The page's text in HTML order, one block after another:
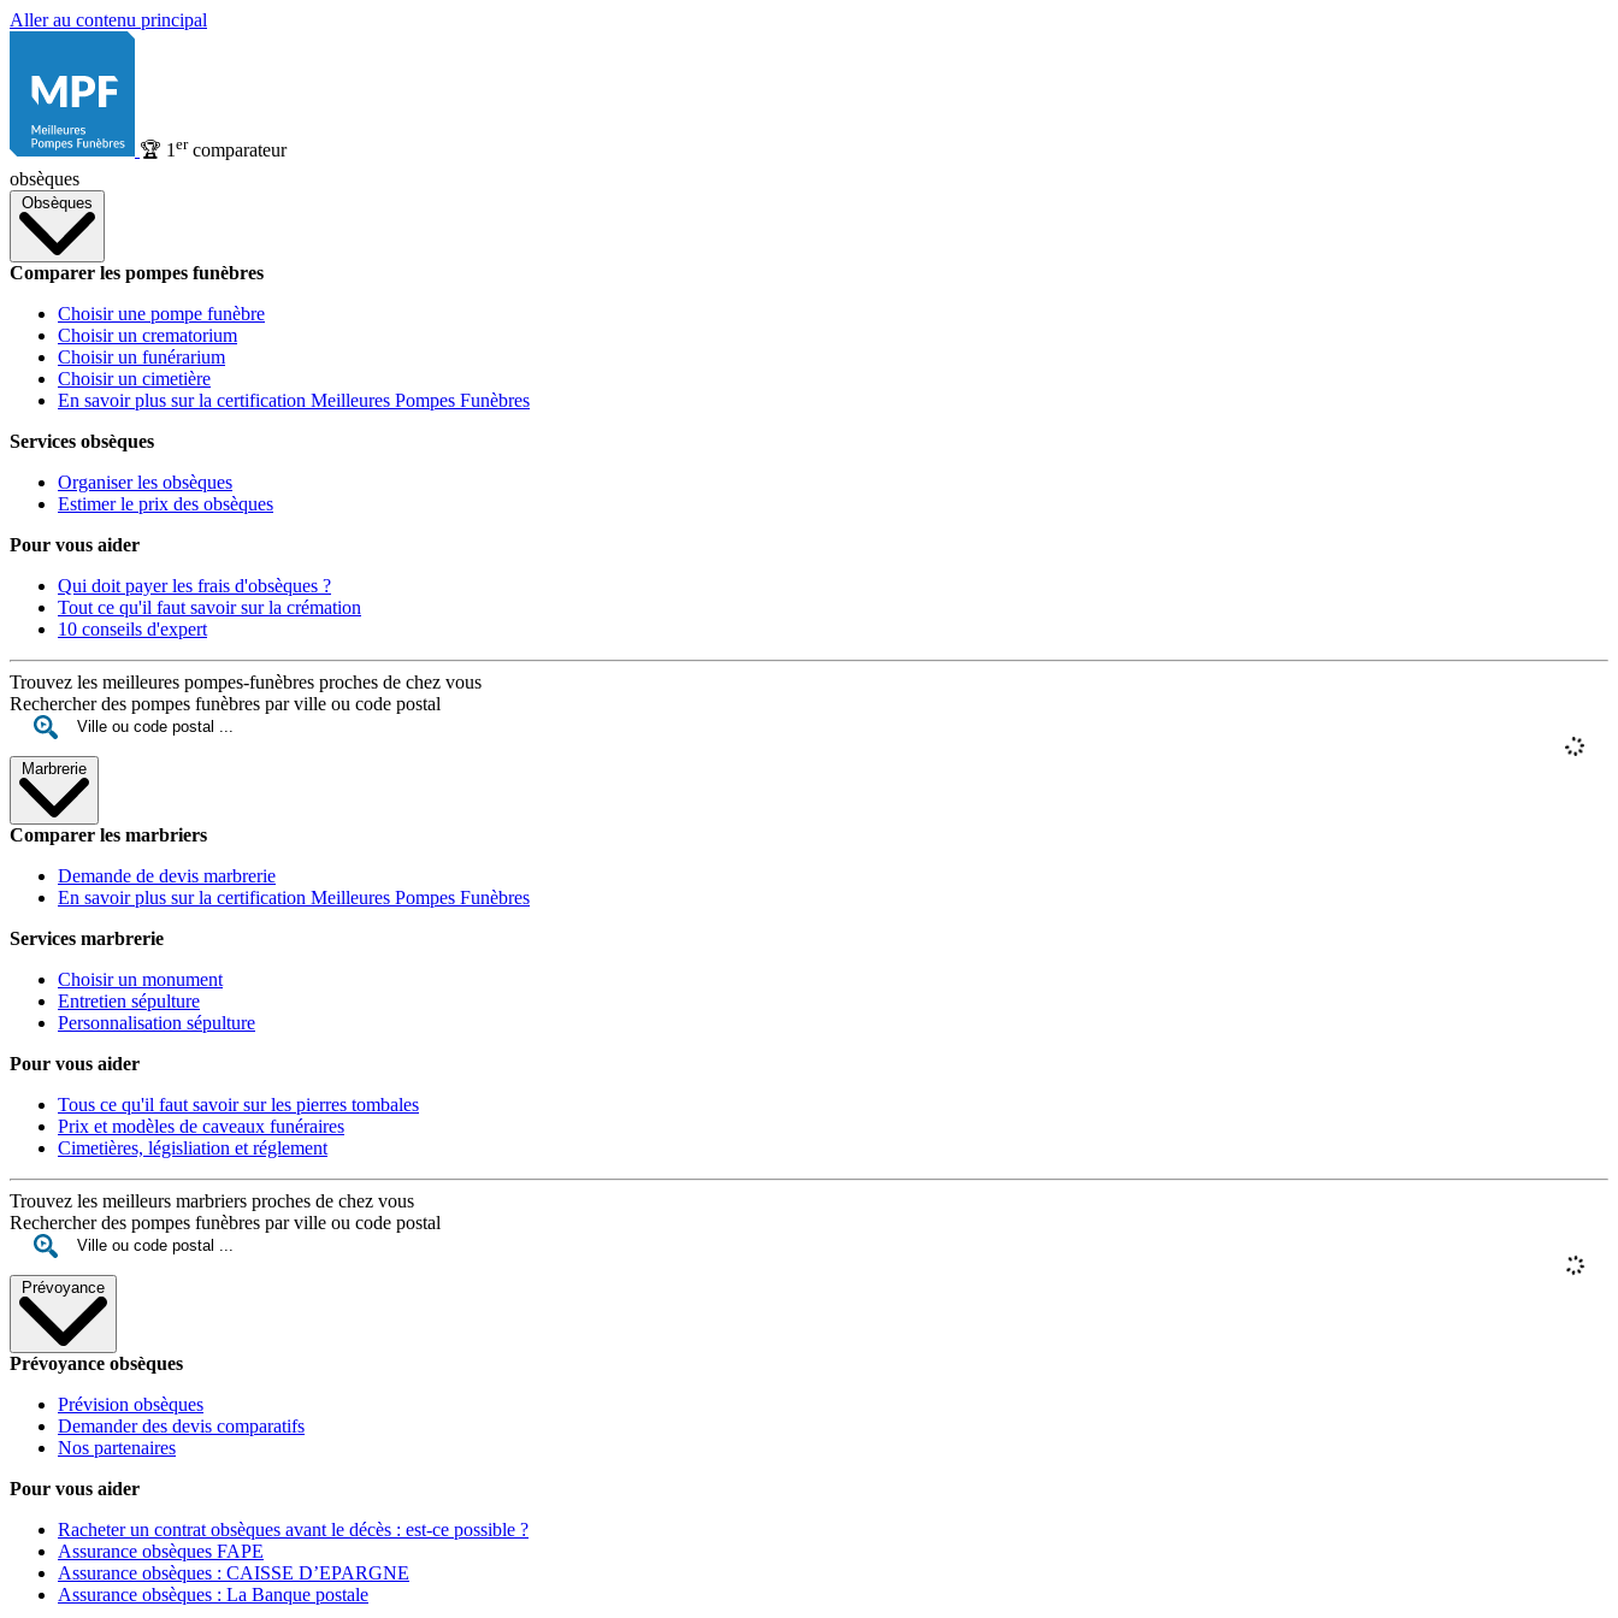
Aller au contenu principal
🏆 1 ercomparateur
obsèques
Obsèques
Comparer les pompes funèbres
Choisir une pompe funèbre
Choisir un crematorium
Choisir un funérarium
Choisir un cimetière
En savoir plus sur la certification Meilleures Pompes Funèbres
Services obsèques
Organiser les obsèques
Estimer le prix des obsèques
Pour vous aider
Qui doit payer les frais d'obsèques ?
Tout ce qu'il faut savoir sur la crémation
10 conseils d'expert
Trouvez les meilleures pompes-funèbres proches de chez vous
Rechercher des pompes funèbres par ville ou code postal
Marbrerie
Comparer les marbriers
Demande de devis marbrerie
En savoir plus sur la certification Meilleures Pompes Funèbres
Services marbrerie
Choisir un monument
Entretien sépulture
Personnalisation sépulture
Pour vous aider
Tous ce qu'il faut savoir sur les pierres tombales
Prix et modèles de caveaux funéraires
Cimetières, législiation et réglement
Trouvez les meilleurs marbriers proches de chez vous
Rechercher des pompes funèbres par ville ou code postal
Prévoyance
Prévoyance obsèques
Prévision obsèques
Demander des devis comparatifs
Nos partenaires
Pour vous aider
Racheter un contrat obsèques avant le décès : est-ce possible ?
Assurance obsèques FAPE
Assurance obsèques : CAISSE D’EPARGNE
Assurance obsèques : La Banque postale